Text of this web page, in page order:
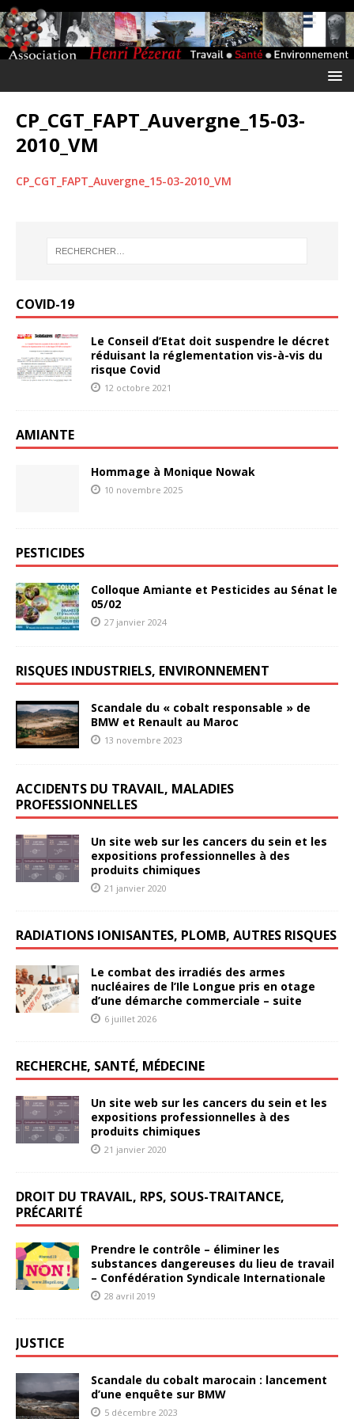
CP_CGT_FAPT_Auvergne_15-03-
2010_VM
CP_CGT_FAPT_Auvergne_15-03-2010_VM
COVID-19
Le Conseil d’Etat doit suspendre le décret
réduisant la réglementation vis-à-vis du
risque Covid
12 octobre 2021
AMIANTE
Hommage à Monique Nowak
10 novembre 2025
PESTICIDES
Colloque Amiante et Pesticides au Sénat le
05/02
27 janvier 2024
RISQUES INDUSTRIELS, ENVIRONNEMENT
Scandale du « cobalt responsable » de
BMW et Renault au Maroc
13 novembre 2023
ACCIDENTS DU TRAVAIL, MALADIES
PROFESSIONNELLES
Un site web sur les cancers du sein et les
expositions professionnelles à des
produits chimiques
21 janvier 2020
RADIATIONS IONISANTES, PLOMB, AUTRES RISQUES
Le combat des irradiés des armes
nucléaires de l’Ile Longue pris en otage
d’une démarche commerciale – suite
6 juillet 2026
RECHERCHE, SANTÉ, MÉDECINE
Un site web sur les cancers du sein et les
expositions professionnelles à des
produits chimiques
21 janvier 2020
DROIT DU TRAVAIL, RPS, SOUS-TRAITANCE,
PRÉCARITÉ
Prendre le contrôle – éliminer les
substances dangereuses du lieu de travail
– Confédération Syndicale Internationale
28 avril 2019
JUSTICE
Scandale du cobalt marocain : lancement
d’une enquête sur BMW
5 décembre 2023